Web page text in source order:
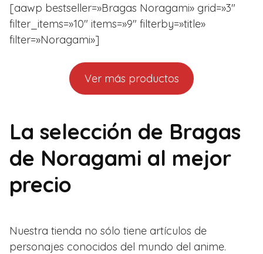
[aawp bestseller=»Bragas Noragami» grid=»3″
filter_items=»10″ items=»9″ filterby=»title»
filter=»Noragami»]
Ver más productos
La selección de Bragas
de Noragami al mejor
precio
Nuestra tienda no sólo tiene artículos de
personajes conocidos del mundo del anime.